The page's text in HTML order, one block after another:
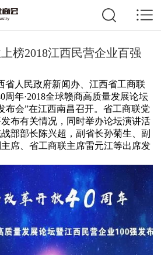
榜2018江西民营企业百强
省人民政府新闻办、江西省工商联
周年·2018全球赣商高质量发展论坛
布会”在江西南昌召开。省工商联党
布有关情况，同时举办论坛演讲活
部部长陈兴超，副省长孙菊生、副
席、省工商联主席雷元江等出席发